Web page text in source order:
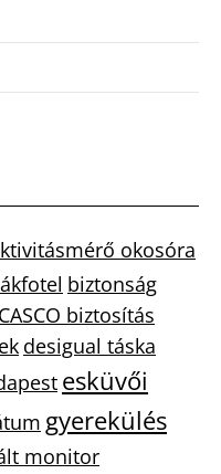
okosóra
biztonság
CASCO biztosítás
desigual táska
esküvői
gyerekülés
monitor